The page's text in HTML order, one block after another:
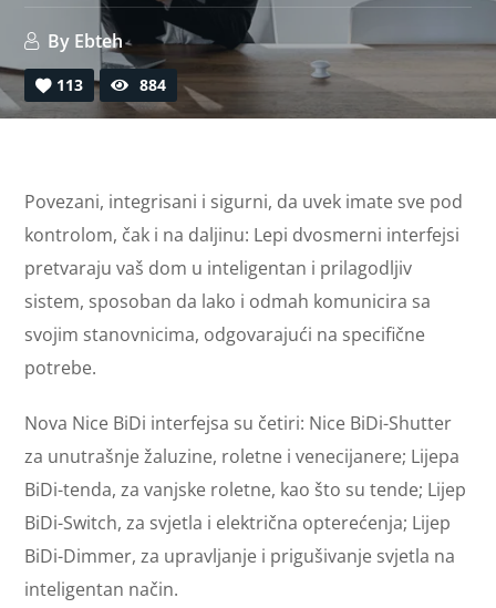
By Ebteh
113 884
Povezani, integrisani i sigurni, da uvek imate sve pod
kontrolom, čak i na daljinu: Lepi dvosmerni interfejsi
pretvaraju vaš dom u inteligentan i prilagodljiv
sistem, sposoban da lako i odmah komunicira sa
svojim stanovnicima, odgovarajući na specifične
potrebe.
Nova Nice BiDi interfejsa su četiri: Nice BiDi-Shutter
za unutrašnje žaluzine, roletne i venecijanere; Lijepa
BiDi-tenda, za vanjske roletne, kao što su tende; Lijep
BiDi-Switch, za svjetla i električna opterećenja; Lijep
BiDi-Dimmer, za upravljanje i prigušivanje svjetla na
inteligentan način.